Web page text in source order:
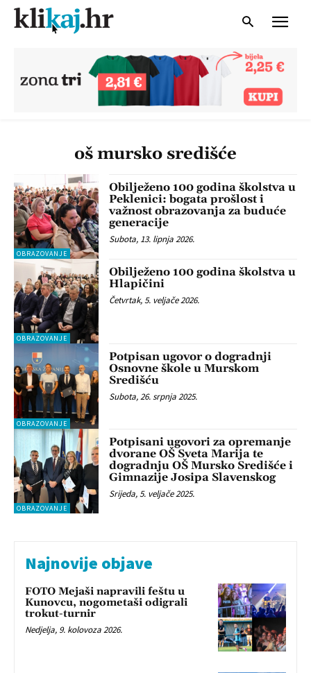
oš mursko središće
OBRAZOVANJE
Obilježeno 100 godina školstva u
Peklenici: bogata prošlost i
važnost obrazovanja za buduće
generacije
Subota, 13. lipnja 2026.
OBRAZOVANJE
Obilježeno 100 godina školstva u
Hlapičini
Četvrtak, 5. veljače 2026.
OBRAZOVANJE
Potpisan ugovor o dogradnji
Osnovne škole u Murskom
Središću
Subota, 26. srpnja 2025.
OBRAZOVANJE
Potpisani ugovori za opremanje
dvorane OŠ Sveta Marija te
dogradnju OŠ Mursko Središće i
Gimnazije Josipa Slavenskog
Srijeda, 5. veljače 2025.
Najnovije objave
FOTO Mejaši napravili feštu u
Kunovcu, nogometaši odigrali
trokut-turnir
Nedjelja, 9. kolovoza 2026.